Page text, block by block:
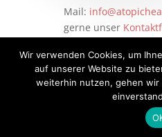
Mail:
gerne unser
Wir verwenden Cookies, um
auf unserer Website zu
weiterhin nutzen, gehen wir